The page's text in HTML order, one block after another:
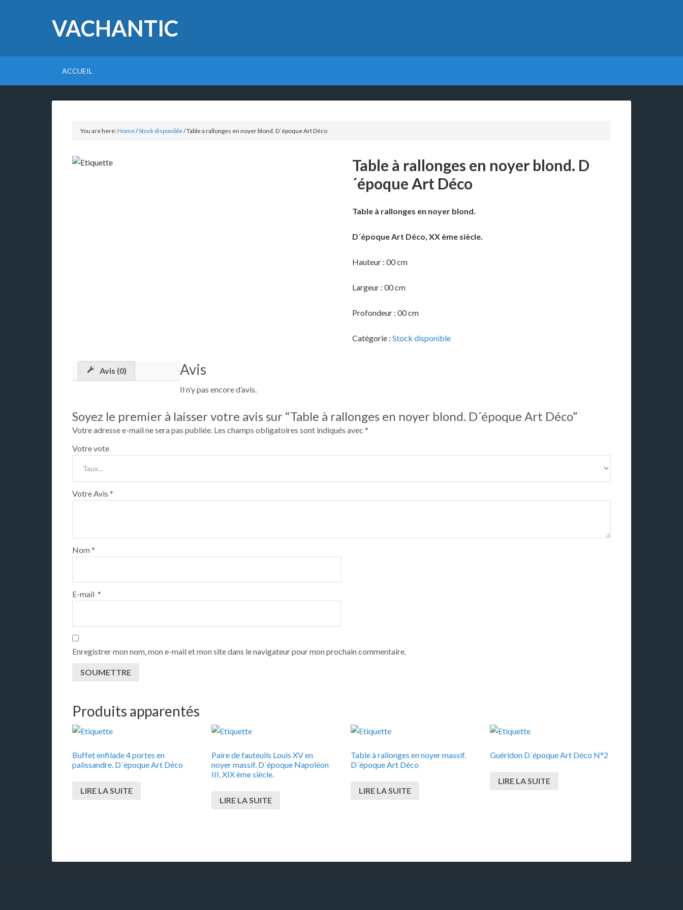
VACHANTIC
ACCUEIL
You are here:Home/Stock disponible/Table à rallonges en noyer blond. D´époque Art Déco
Table à rallonges en noyer blond. D
´époque Art Déco
Table à rallonges en noyer blond.
D´époque Art Déco, XX ème siècle.
Hauteur : 00 cm
Largeur : 00 cm
Profondeur : 00 cm
Catégorie :Stock disponible
Avis (0) Avis
Il n’y pas encore d’avis.
Soyez le premier à laisser votre avis sur “Table à rallonges en noyer blond. D´époque Art Déco”
Votre adresse e-mail ne sera pas publiée. Les champs obligatoires sont indiqués avec *
Votre vote
Votre Avis *
Nom*
E-mail *
Enregistrer mon nom, mon e-mail et mon site dans le navigateur pour mon prochain commentaire.
Produits apparentés
Buffet enfilade 4 portes en
palissandre. D´époque Art Déco
LIRE LA SUITE
Paire de fauteuils Louis XV en
noyer massif. D´époque Napoléon
III, XIX ème siècle.
LIRE LA SUITE
Table à rallonges en noyer massif.
D´époque Art Déco
LIRE LA SUITE
Guéridon D´époque Art Déco N°2
LIRE LA SUITE